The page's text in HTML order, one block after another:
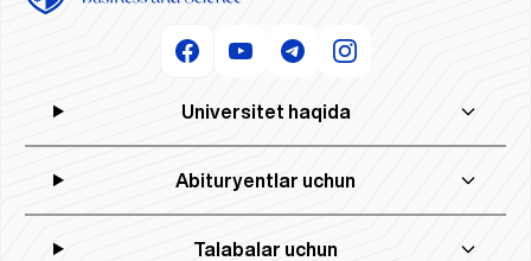
Universitet haqida
Abituryentlar uchun
Talabalar uchun